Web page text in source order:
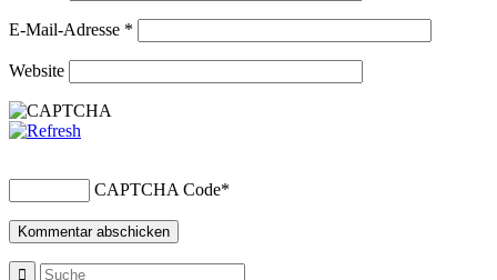
E-Mail-Adresse *
Website
CAPTCHA Code*